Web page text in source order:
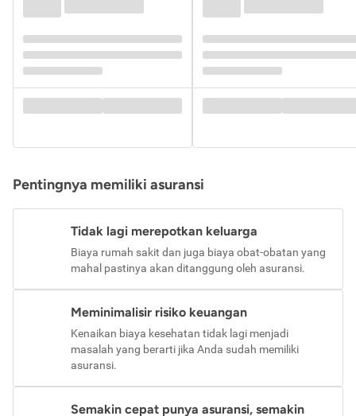
Pentingnya memiliki asuransi
Tidak lagi merepotkan keluarga
Biaya rumah sakit dan juga biaya obat-obatan yang
mahal pastinya akan ditanggung oleh asuransi.
Meminimalisir risiko keuangan
Kenaikan biaya kesehatan tidak lagi menjadi
masalah yang berarti jika Anda sudah memiliki
asuransi.
Semakin cepat punya asuransi, semakin